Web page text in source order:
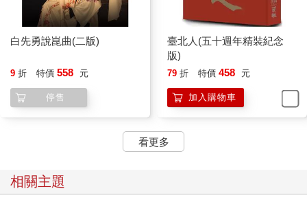
白先勇說崑曲(二版)
9 折 特價 558 元
停售
臺北人(五十週年精裝紀念
版)
79 折 特價 458 元
加入購物車
看更多
相關主題